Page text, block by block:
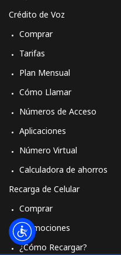
Crédito de Voz
Comprar
Tarifas
Plan Mensual
Cómo Llamar
Números de Acceso
Aplicaciones
Número Virtual
Calculadora de ahorros
Recarga de Celular
Comprar
Promociones
¿Cómo Recargar?